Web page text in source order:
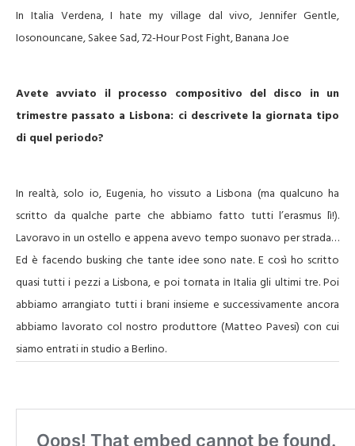
In Italia Verdena, I hate my village dal vivo, Jennifer Gentle,
Iosonouncane, Sakee Sad, 72-Hour Post Fight, Banana Joe
Avete avviato il processo compositivo del disco in un
trimestre passato a Lisbona: ci descrivete la giornata tipo
di quel periodo?
In realtà, solo io, Eugenia, ho vissuto a Lisbona (ma qualcuno ha
scritto da qualche parte che abbiamo fatto tutti l’erasmus lì!).
Lavoravo in un ostello e appena avevo tempo suonavo per strada…
Ed è facendo busking che tante idee sono nate. E così ho scritto
quasi tutti i pezzi a Lisbona, e poi tornata in Italia gli ultimi tre. Poi
abbiamo arrangiato tutti i brani insieme e successivamente ancora
abbiamo lavorato col nostro produttore (Matteo Pavesi) con cui
siamo entrati in studio a Berlino.